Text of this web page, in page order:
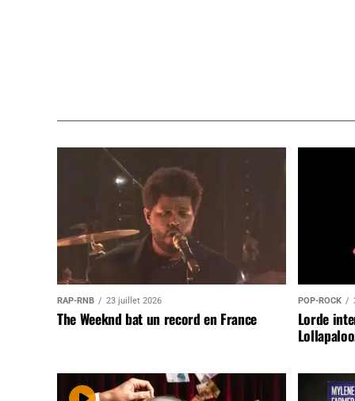
RAP-RNB 23 juillet 2026
The Weeknd bat un record en France
POP-ROCK
Lorde